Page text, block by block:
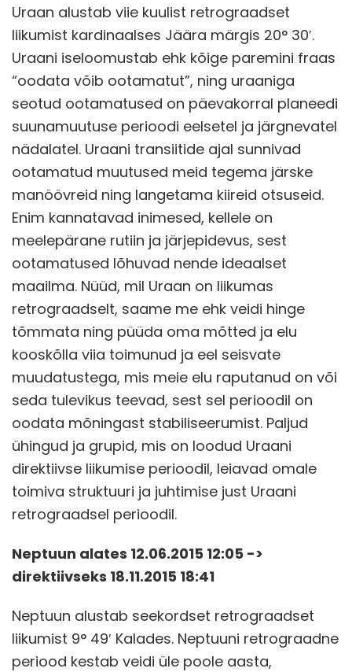
Uraan alustab viie kuulist retrograadset
liikumist kardinaalses Jäära märgis 20° 30′.
Uraani iseloomustab ehk kõige paremini fraas
“oodata võib ootamatut”, ning uraaniga
seotud ootamatused on päevakorral planeedi
suunamuutuse perioodi eelsetel ja järgnevatel
nädalatel. Uraani transiitide ajal sunnivad
ootamatud muutused meid tegema järske
manöövreid ning langetama kiireid otsuseid.
Enim kannatavad inimesed, kellele on
meelepärane rutiin ja järjepidevus, sest
ootamatused lõhuvad nende ideaalset
maailma. Nüüd, mil Uraan on liikumas
retrograadselt, saame me ehk veidi hinge
tõmmata ning püüda oma mõtted ja elu
kooskõlla viia toimunud ja eel seisvate
muudatustega, mis meie elu raputanud on või
seda tulevikus teevad, sest sel perioodil on
oodata mõningast stabiliseerumist. Paljud
ühingud ja grupid, mis on loodud Uraani
direktiivse liikumise perioodil, leiavad omale
toimiva struktuuri ja juhtimise just Uraani
retrograadsel perioodil.
Neptuun alates 12.06.2015 12:05 ->
direktiivseks 18.11.2015 18:41
Neptuun alustab seekordset retrograadset
liikumist 9° 49′ Kalades. Neptuuni retrograadne
periood kestab veidi üle poole aasta,